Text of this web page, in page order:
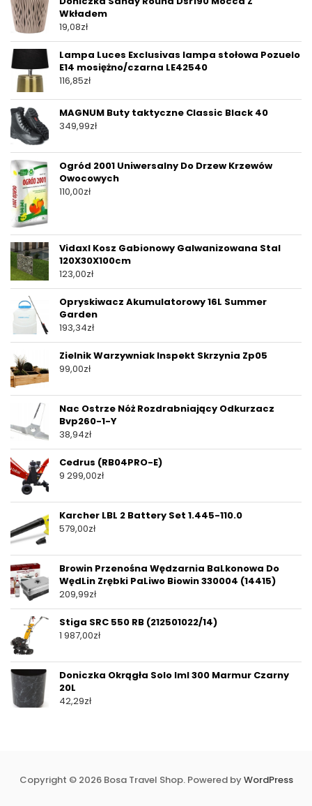
Wkładem
19,08zł
Lampa Luces Exclusivas lampa stołowa Pozuelo
E14 mosiężno/czarna LE42540
116,85zł
MAGNUM Buty taktyczne Classic Black 40
349,99zł
Ogród 2001 Uniwersalny Do Drzew Krzewów
Owocowych
110,00zł
Vidaxl Kosz Gabionowy Galwanizowana Stal
120X30X100cm
123,00zł
Opryskiwacz Akumulatorowy 16L Summer
Garden
193,34zł
Zielnik Warzywniak Inspekt Skrzynia Zp05
99,00zł
Nac Ostrze Nóż Rozdrabniający Odkurzacz
Bvp260-1-Y
38,94zł
Cedrus (RB04PRO-E)
9 299,00zł
Karcher LBL 2 Battery Set 1.445-110.0
579,00zł
Browin Przenośna Wędzarnia BaLkonowa Do
WędLin Zrębki PaLiwo Biowin 330004 (14415)
209,99zł
Stiga SRC 550 RB (212501022/14)
1 987,00zł
Doniczka Okrągła Solo Iml 300 Marmur Czarny
20L
42,29zł
Copyright © 2026 Bosa Travel Shop. Powered byWordPress